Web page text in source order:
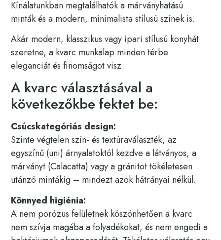
Kínálatunkban megtalálhatók a márványhatású
minták és a modern, minimalista stílusú színek is.
Akár modern, klasszikus vagy ipari stílusú konyhát
szeretne, a kvarc munkalap minden térbe
eleganciát és finomságot visz.
A kvarc választásával a
következőkbe fektet be:
Csúcskategóriás design:
Szinte végtelen szín- és textúraválaszték, az
egyszínű (uni) árnyalatoktól kezdve a látványos, a
márványt (Calacatta) vagy a gránitot tökéletesen
utánzó mintákig – mindezt azok hátrányai nélkül.
Könnyed higiénia:
A nem porózus felületnek köszönhetően a kvarc
nem szívja magába a folyadékokat, és nem engedi a